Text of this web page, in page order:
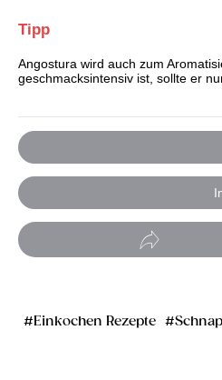
Tipp
Angostura wird auch zum
geschmacksintensiv ist, sollte er
Einkochen Rezepte